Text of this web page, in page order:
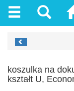
koszulka na
kształt U,